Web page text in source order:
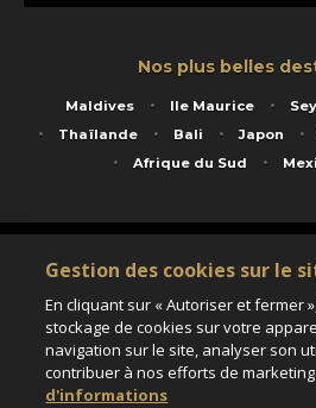
Nos plus belles
Maldives Ile Maurice
Thaïlande
Bali Japon
Afrique du Sud
Service animé par Nautil Voyages - 22 rue
au capital de 155 696 euros - RCS Paris B
Matricule Atout France IM075100020 - Garantie
Assurance responsabilité civile et
Gestion des cookies sur le
En cliquant sur « Autoriser et fermer
stockage de cookies sur votre
navigation sur le site, analyser son
contribuer à nos efforts de marketing.
d'informations